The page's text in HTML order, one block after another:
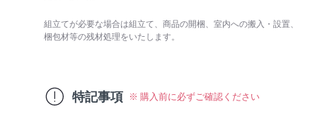
組立てが必要な場合は組立て、商品の開梱、室内への搬入・設置、
梱包材等の残材処理をいたします。
特記事項 ※ 購入前に必ずご確認ください